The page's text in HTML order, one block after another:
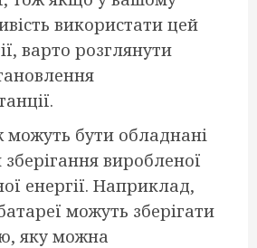
використати цей
варто розглянути
бути обладнані
виробленої
енергії. Наприклад,
можуть зберігати
яку можна